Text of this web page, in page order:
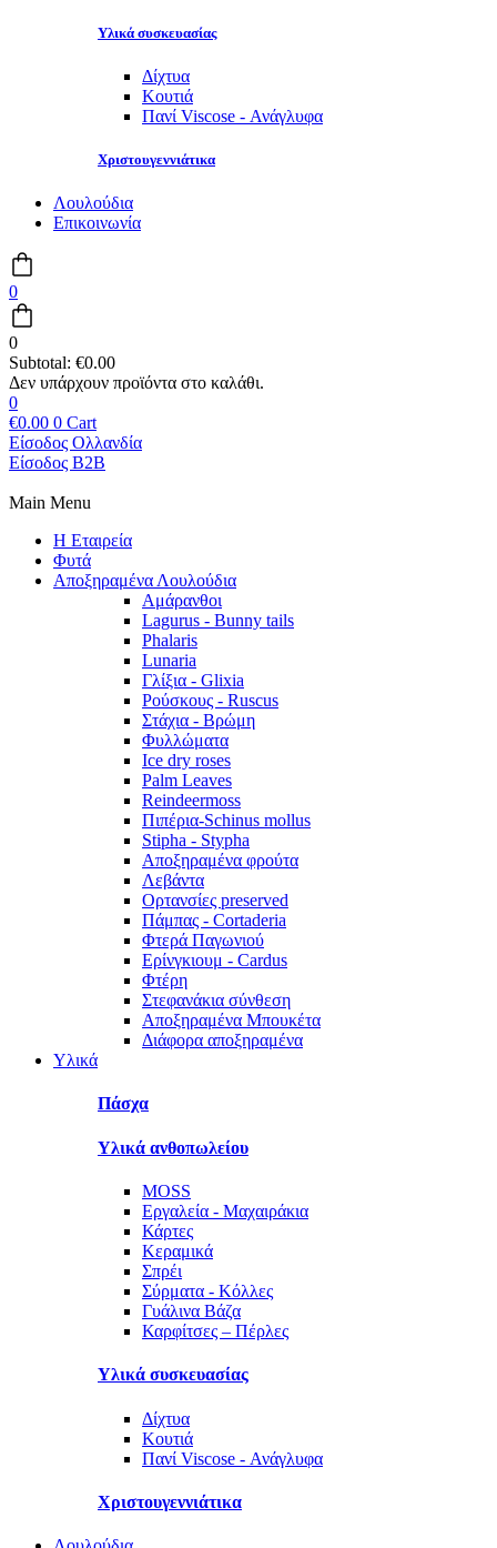
Υλικά συσκευασίας
Δίχτυα
Κουτιά
Πανί Viscose - Ανάγλυφα
Χριστουγεννιάτικα
Λουλούδια
Επικοινωνία
0
0
Subtotal: €0.00
0
€0.00 0 Cart
Είσοδος Ολλανδία
Είσοδος B2B
Main Menu
Η Εταιρεία
Φυτά
Αποξηραμένα Λουλούδια
Αμάρανθοι
Lagurus - Bunny tails
Phalaris
Lunaria
Γλίξια - Glixia
Ρούσκους - Ruscus
Στάχια - Βρώμη
Φυλλώματα
Ice dry roses
Palm Leaves
Reindeermoss
Πιπέρια-Schinus mollus
Stipha - Stypha
Αποξηραμένα φρούτα
Λεβάντα
Ορτανσίες preserved
Πάμπας - Cortaderia
Φτερά Παγωνιού
Ερίνγκιουμ - Cardus
Φτέρη
Στεφανάκια σύνθεση
Αποξηραμένα Μπουκέτα
Διάφορα αποξηραμένα
Υλικά
Πάσχα
Υλικά ανθοπωλείου
MOSS
Εργαλεία - Μαχαιράκια
Κάρτες
Κεραμικά
Σπρέι
Σύρματα - Κόλλες
Γυάλινα Βάζα
Καρφίτσες – Πέρλες
Υλικά συσκευασίας
Δίχτυα
Κουτιά
Πανί Viscose - Ανάγλυφα
Χριστουγεννιάτικα